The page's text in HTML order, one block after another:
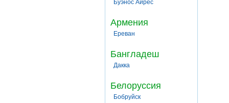
Буэнос Айрес
Армения
Ереван
Бангладеш
Дакка
Белоруссия
Бобруйск